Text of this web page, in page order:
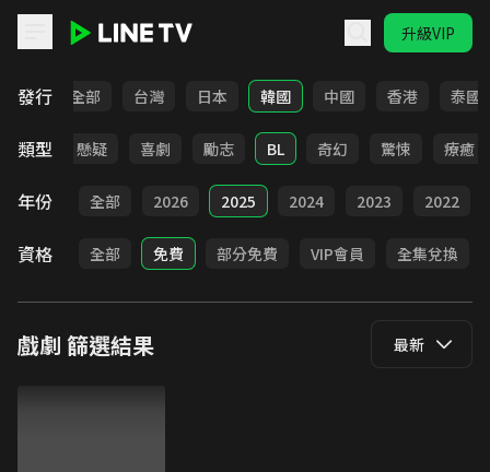
升級VIP
發行 全部 台灣 日本 韓國 中國 香港 泰國
類型
甜寵 懸疑 喜劇 勵志 BL 奇幻 驚悚 療癒
年份 全部 2026 2025 2024 2023 2022
資格 全部 免費 部分免費 VIP會員 全集兌換
戲劇 篩選結果 最新